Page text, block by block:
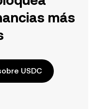
más
USDC